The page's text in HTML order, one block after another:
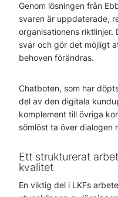
Genom lösningen från
svaren är uppdaterade,
organisationens riktlinjer.
svar och gör det möjligt
behoven förändras.
Chatboten, som har
del av den digitala
komplement till övriga
sömlöst ta över dialogen
Ett strukturerat
kvalitet
En viktig del i LKFs